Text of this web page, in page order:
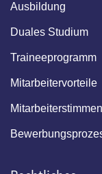
Ausbildung
Duales Studium
Traineeprogramm
Mitarbeitervorteile
Mitarbeiterstimmen